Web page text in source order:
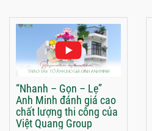
“Nhanh – Gọn – Lẹ”
Anh Minh đánh giá cao
chất lượng thi công của
Việt Quang Group